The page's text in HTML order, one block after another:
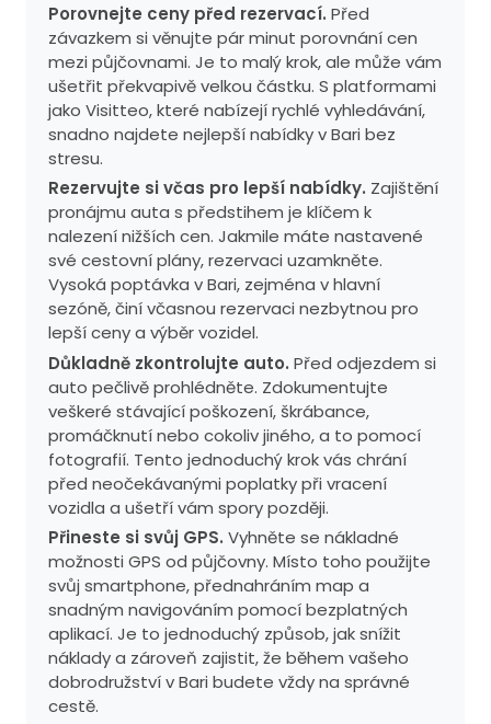
Porovnejte ceny před rezervací. Před
závazkem si věnujte pár minut porovnání cen
mezi půjčovnami. Je to malý krok, ale může vám
ušetřit překvapivě velkou částku. S platformami
jako Visitteo, které nabízejí rychlé vyhledávání,
snadno najdete nejlepší nabídky v Bari bez
stresu.
Rezervujte si včas pro lepší nabídky. Zajištění
pronájmu auta s předstihem je klíčem k
nalezení nižších cen. Jakmile máte nastavené
své cestovní plány, rezervaci uzamkněte.
Vysoká poptávka v Bari, zejména v hlavní
sezóně, činí včasnou rezervaci nezbytnou pro
lepší ceny a výběr vozidel.
Důkladně zkontrolujte auto. Před odjezdem si
auto pečlivě prohlédněte. Zdokumentujte
veškeré stávající poškození, škrábance,
promáčknutí nebo cokoliv jiného, a to pomocí
fotografií. Tento jednoduchý krok vás chrání
před neočekávanými poplatky při vracení
vozidla a ušetří vám spory později.
Přineste si svůj GPS. Vyhněte se nákladné
možnosti GPS od půjčovny. Místo toho použijte
svůj smartphone, přednahráním map a
snadným navigováním pomocí bezplatných
aplikací. Je to jednoduchý způsob, jak snížit
náklady a zároveň zajistit, že během vašeho
dobrodružství v Bari budete vždy na správné
cestě.